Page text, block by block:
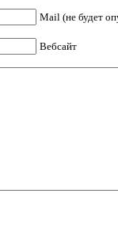
Mail (не будет
Вебсайт